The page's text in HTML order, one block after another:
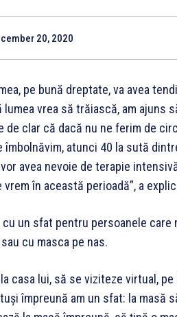
20, 2020
pe bună dreptate, va avea
vrea să trăiască, am ajuns
de clar că dacă nu ne ferim de
atunci 40 la sută
avea nevoie de terapie
în această perioadă”, a
un sfat pentru persoanele care
cu masca pe nas.
casa lui, să se viziteze virtual, pe
împreună am un sfat: la masă